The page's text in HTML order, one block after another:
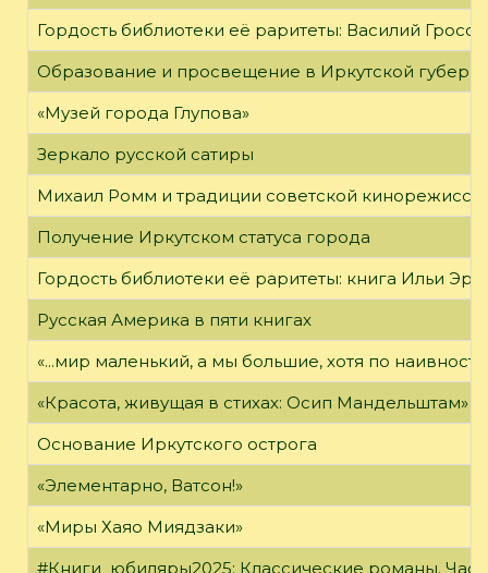
Гордость библиотеки её раритеты: Василий
Образование и просвещение в Иркутской
«Музей города Глупова»
Зеркало русской сатиры
Михаил Ромм и традиции советской
Получение Иркутском статуса города
Гордость библиотеки её раритеты: книга Ильи
Русская Америка в пяти книгах
«...мир маленький, а мы большие, хотя по
«Красота, живущая в стихах: Осип Мандельштам»
Основание Иркутского острога
«Элементарно, Ватсон!»
«Миры Хаяо Миядзаки»
#Книги_юбиляры2025: Классические романы.